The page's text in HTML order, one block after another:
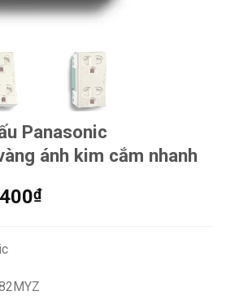
Panasonic
ánh kim cắm nhanh
₫Giá